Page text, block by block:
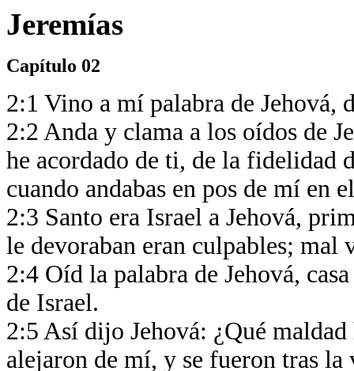
Jeremías
Capítulo 02
2:1 Vino a mí palabra de Jehová,
2:2 Anda y clama a los oídos de
he acordado de ti, de la fidelidad
cuando andabas en pos de mí en
2:3 Santo era Israel a Jehová,
le devoraban eran culpables; mal
2:4 Oíd la palabra de Jehová,
de Israel.
2:5 Así dijo Jehová: ¿Qué
alejaron de mí, y se fueron tras